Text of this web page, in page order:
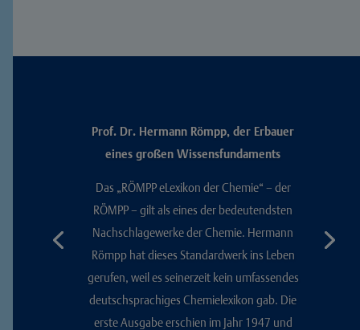
Prof. Dr. Hermann Römpp, der Erbauer
eines großen Wissensfundaments
Das „RÖMPP eLexikon der Chemie“ – der
RÖMPP – gilt als eines der bedeutendsten
Nachschlagewerke der Chemie. Hermann
Römpp hat dieses Standardwerk ins Leben
gerufen, weil es seinerzeit kein umfassendes
deutschsprachiges Chemielexikon gab. Die
erste Ausgabe erschien im Jahr 1947 und